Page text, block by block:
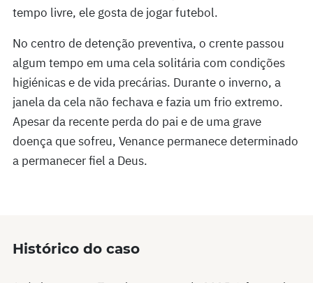
tempo livre, ele gosta de jogar futebol.
No centro de detenção preventiva, o crente passou
algum tempo em uma cela solitária com condições
higiénicas e de vida precárias. Durante o inverno, a
janela da cela não fechava e fazia um frio extremo.
Apesar da recente perda do pai e de uma grave
doença que sofreu, Venance permanece determinado
a permanecer fiel a Deus.
Histórico do caso